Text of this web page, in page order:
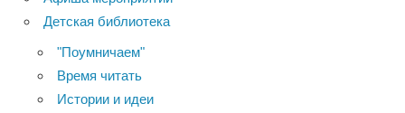
Детская библиотека
"Поумничаем"
Время читать
Истории и идеи